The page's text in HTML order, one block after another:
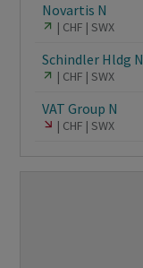
Novartis N
CHF SWX
Schindler Hldg N
CHF SWX
VAT Group N
CHF SWX